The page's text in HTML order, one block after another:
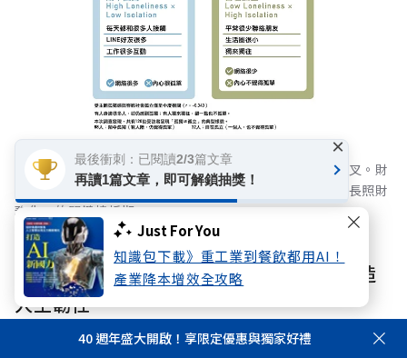
Just For You
知識包下載》重工業到餐飲都用AI！
產業降本增效全攻略
長照成本與通膨壓力雙重夾擊，國人風險意識迎來黃金交叉。財
務焦慮首度超越身體健康躍居首位，宣告台灣正式步入「長照財
務化」的關鍵轉折期。
行動二：提前整合身心財與社會網絡，打造
人生韌性
人生風險管理的關鍵，不在於風險發生後如何因
40 週年盛大開啟！享限定優惠與獨家好禮
最後衝刺：已閱讀2/3篇文章
再讀1篇文章，即可解鎖抽獎！
×